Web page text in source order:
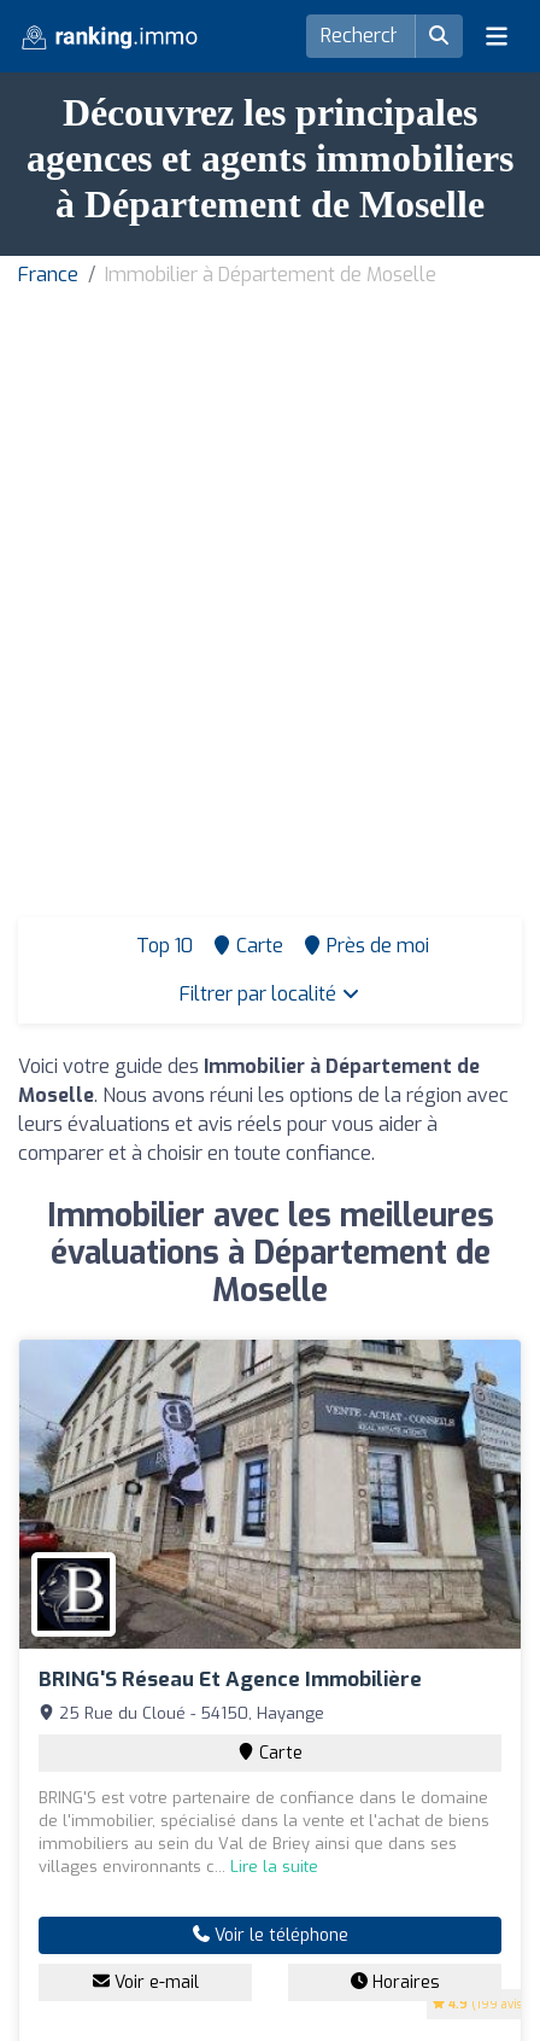
Découvrez les principales
agences et agents immobiliers
à Département de Moselle
France Immobilier à Département de Moselle
Top 10 Carte
Près de moi
Filtrer par localité
Voici votre guide des Immobilier à Département de
Moselle. Nous avons réuni les options de la région avec
leurs évaluations et avis réels pour vous aider à
comparer et à choisir en toute confiance.
Immobilier avec les meilleures
évaluations à Département de
Moselle
BRING'S Réseau Et Agence Immobilière
4.9 (199 avis)
25 Rue du Cloué - 54150, Hayange
Carte
BRING'S est votre partenaire de confiance dans le domaine
de l'immobilier, spécialisé dans la vente et l'achat de biens
immobiliers au sein du Val de Briey ainsi que dans ses
villages environnants c... Lire la suite
Voir le téléphone
Voir e-mail Horaires